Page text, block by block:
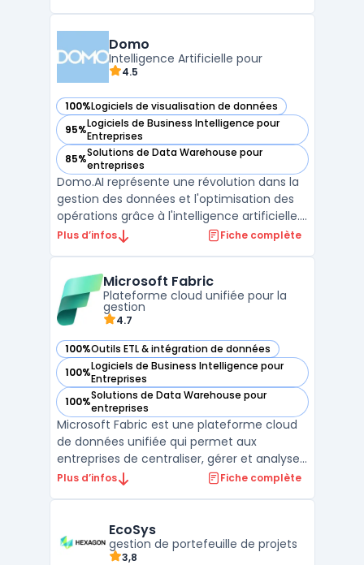
des fichiers Excel, des bases de données ou
des applications ...
Domo
Intelligence Artificielle pour
4.5
100%Logiciels de visualisation de données
— voir Domo dans cette catégorie
95%Logiciels de Business Intelligence pour
Entreprises
— voir Domo dans cette catégorie
85%Solutions de Data Warehouse pour
entreprises
— voir Domo dans cette catégorie
Domo.AI représente une révolution dans la
gestion des données et l'optimisation des
opérations grâce à l'intelligence artificielle.
Cette plateforme avancée permet aux
opérationnelle et de prendre des décisions
stratégiques ...
Plus d’infos Fiche complète
Microsoft Fabric
Plateforme cloud unifiée pour la
gestion
4.7
100%Outils ETL & intégration de données
— voir Microsoft Fabric dans cette catégorie
100%Logiciels de Business Intelligence pour
Entreprises
— voir Microsoft Fabric dans cette catégorie
100%Solutions de Data Warehouse pour
entreprises
— voir Microsoft Fabric dans cette catégorie
Microsoft Fabric est une plateforme cloud
de données unifiée qui permet aux
entreprises de centraliser, gérer et analyser
leurs données dans un environnement
Power BI pour offrir une solution complète
aux entreprise ...
Plus d’infos Fiche complète
EcoSys
gestion de portefeuille de projets
3,8